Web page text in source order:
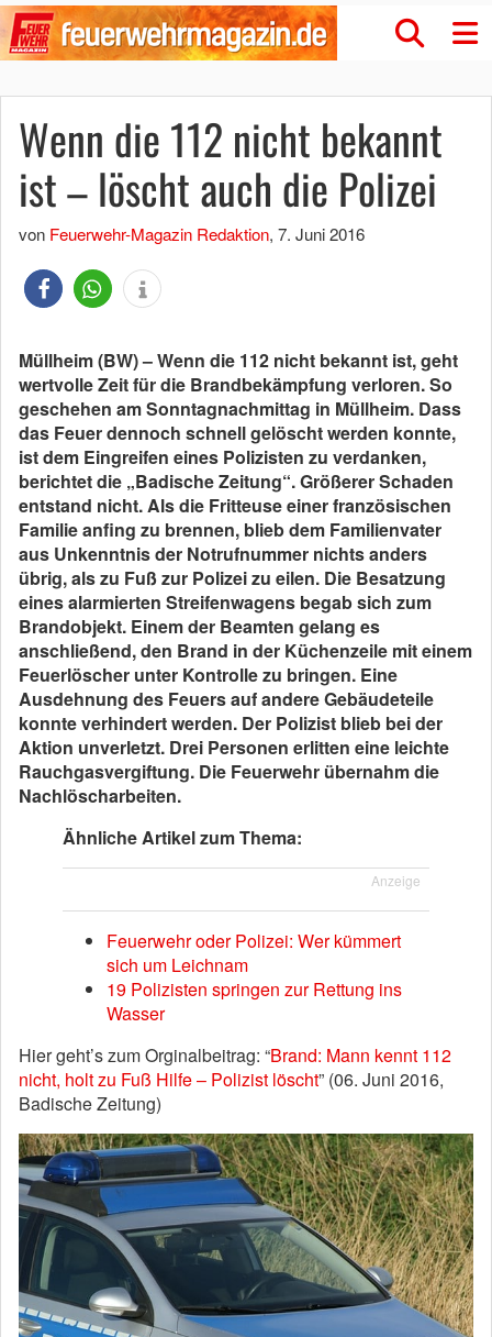
Wenn die 112 nicht bekannt
ist – löscht auch die Polizei
von Feuerwehr-Magazin Redaktion, 7. Juni 2016
Müllheim (BW) – Wenn die 112 nicht bekannt ist, geht
wertvolle Zeit für die Brandbekämpfung verloren. So
geschehen am Sonntagnachmittag in Müllheim. Dass
das Feuer dennoch schnell gelöscht werden konnte,
ist dem Eingreifen eines Polizisten zu verdanken,
berichtet die „Badische Zeitung“. Größerer Schaden
entstand nicht. Als die Fritteuse einer französischen
Familie anfing zu brennen, blieb dem Familienvater
aus Unkenntnis der Notrufnummer nichts anders
übrig, als zu Fuß zur Polizei zu eilen. Die Besatzung
eines alarmierten Streifenwagens begab sich zum
Brandobjekt. Einem der Beamten gelang es
anschließend, den Brand in der Küchenzeile mit einem
Feuerlöscher unter Kontrolle zu bringen. Eine
Ausdehnung des Feuers auf andere Gebäudeteile
konnte verhindert werden. Der Polizist blieb bei der
Aktion unverletzt. Drei Personen erlitten eine leichte
Rauchgasvergiftung. Die Feuerwehr übernahm die
Nachlöscharbeiten.
Ähnliche Artikel zum Thema:
Anzeige
Feuerwehr oder Polizei: Wer kümmert
sich um Leichnam
19 Polizisten springen zur Rettung ins
Wasser
Hier geht’s zum Orginalbeitrag: “Brand: Mann kennt 112
nicht, holt zu Fuß Hilfe – Polizist löscht” (06. Juni 2016,
Badische Zeitung)